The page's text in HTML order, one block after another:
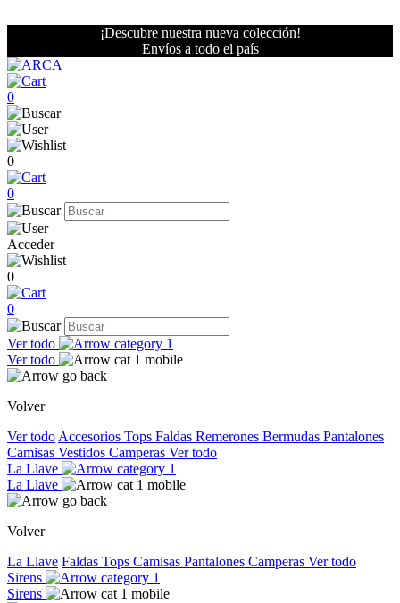
¡Descubre nuestra nueva colección!
Envíos a todo el país
0
0
0
Acceder
0
0
Ver todo
Ver todo
Volver
Ver todo Accesorios Tops Faldas Remerones Bermudas Pantalones
Camisas Vestidos Camperas Ver todo
La Llave
La Llave
Volver
La Llave Faldas Tops Camisas Pantalones Camperas Ver todo
Sirens
Sirens